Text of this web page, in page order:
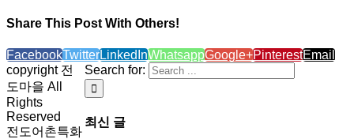
Share This Post With Others!
FacebookTwitterLinkedInWhatsappGoogle+PinterestEmail
Search for:
최신 글
copyright 전
도마을 All
Rights
Reserved
전도어촌특화